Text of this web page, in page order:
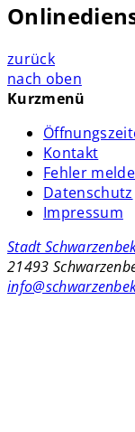
zurück
nach oben
Kurzmenü
Kontakt
Fehler
Datenschutz
Impressum
Stadt
21493